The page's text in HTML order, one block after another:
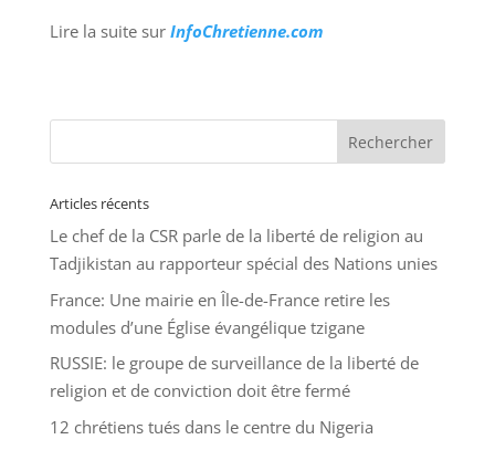
Lire la suite sur InfoChretienne.com
Articles récents
Le chef de la CSR parle de la liberté de religion au
Tadjikistan au rapporteur spécial des Nations unies
France: Une mairie en Île-de-France retire les
modules d’une Église évangélique tzigane
RUSSIE: le groupe de surveillance de la liberté de
religion et de conviction doit être fermé
12 chrétiens tués dans le centre du Nigeria